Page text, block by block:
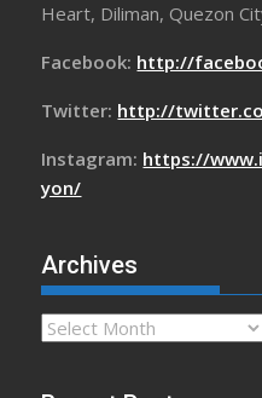
Heart, Diliman, Quezon
Facebook: http://
Twitter: http://
Instagram: https://
yon/
Archives
Archives